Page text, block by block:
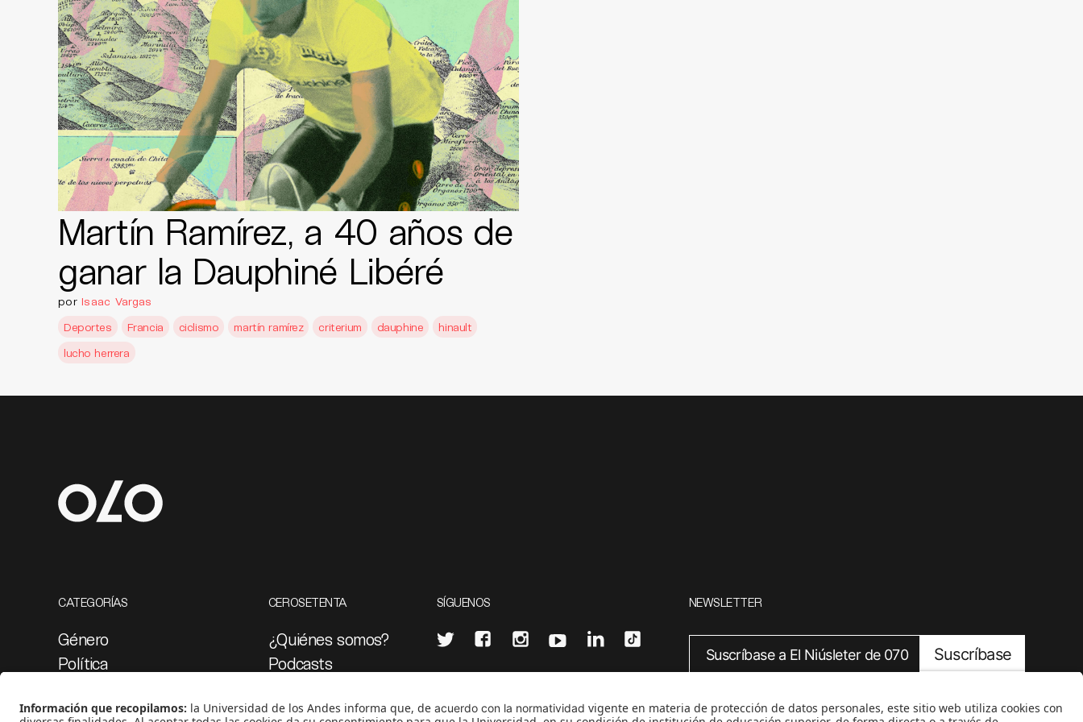
Martín Ramírez, a 40 años de
ganar la Dauphiné Libéré
por Isaac Vargas
Deportes
Francia ciclismo martín ramírez criterium dauphine
hinault
lucho herrera
CATEGORÍAS
Género
Política
Medio ambiente
CEROSETENTA
¿Quiénes somos?
Podcasts
Proyectos 070
SÍGUENOS NEWSLETTER
Suscríbase